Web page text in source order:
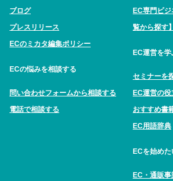
ブログ
プレスリリース
ECのミカタ編集ポリシー
ECの悩みを相談する
問い合わせフォームから相談する
電話で相談する
EC専門ビ
覧から探す】
EC運営を学
セミナーを
EC運営の
おすすめ書
EC用語辞典
ECを始めた
EC・通販